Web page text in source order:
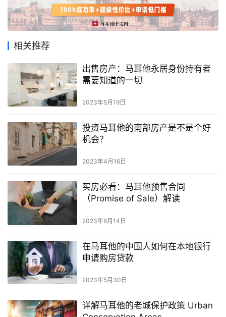
相关推荐
出售房产：马耳他永居身份持有者
需要知道的一切
2023年5月19日
投资马耳他的南部房产是不是个好
机会？
2023年4月16日
买房必看：马耳他预售合同
（Promise of Sale）解读
2023年6月14日
在马耳他的中国人如何在本地银行
申请购房贷款
2023年5月30日
详解马耳他的老城保护政策 Urban